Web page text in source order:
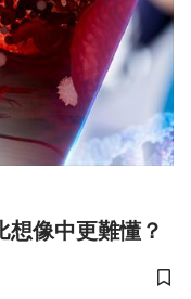
為什麼比想像中更難懂？
儲